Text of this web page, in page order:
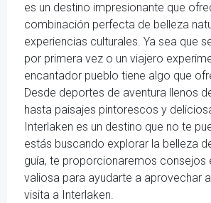
es un destino impresionante que
combinación perfecta de belleza
experiencias culturales. Ya sea que
por primera vez o un viajero
encantador pueblo tiene algo que
Desde deportes de aventura llenos
hasta paisajes pintorescos y
Interlaken es un destino que no te
estás buscando explorar la belleza
guía, te proporcionaremos consejos
valiosa para ayudarte a aprovechar
visita a Interlaken.